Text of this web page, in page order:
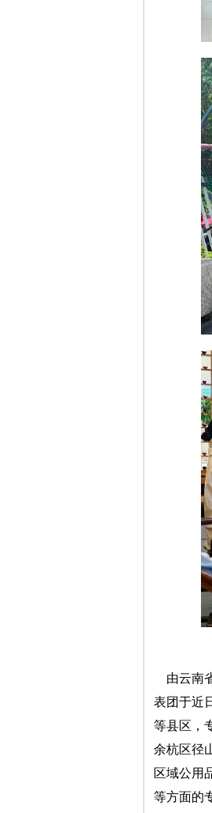
由云南
表团于近
等县区，
余杭区径
区域公用
等方面的